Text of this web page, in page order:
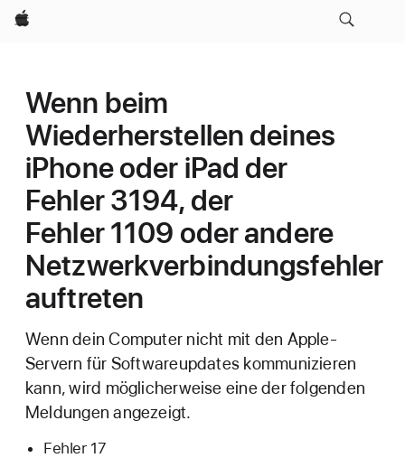
Apple
Wenn beim
Wiederherstellen deines
iPhone oder iPad der
Fehler 3194, der
Fehler 1109 oder andere
Netzwerkverbindungsfehler
auftreten
Wenn dein Computer nicht mit den Apple-
Servern für Softwareupdates kommunizieren
kann, wird möglicherweise eine der folgenden
Meldungen angezeigt.
Fehler 17